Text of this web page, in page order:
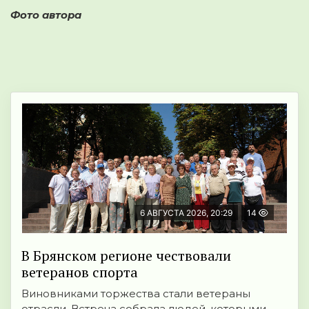
Фото автора
6 АВГУСТА 2026, 20:29 14
В Брянском регионе чествовали
ветеранов спорта
Виновниками торжества стали ветераны